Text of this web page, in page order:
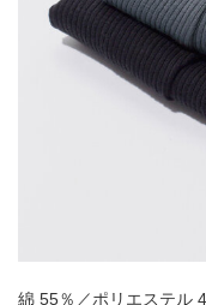
綿 55％／ポリエステル